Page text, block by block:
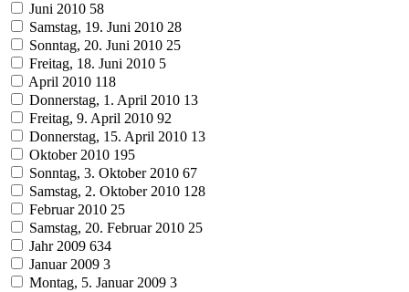
Juni 2010 58
Samstag, 19. Juni 2010 28
Sonntag, 20. Juni 2010 25
Freitag, 18. Juni 2010 5
April 2010 118
Donnerstag, 1. April 2010 13
Freitag, 9. April 2010 92
Donnerstag, 15. April 2010 13
Oktober 2010 195
Sonntag, 3. Oktober 2010 67
Samstag, 2. Oktober 2010 128
Februar 2010 25
Samstag, 20. Februar 2010 25
Jahr 2009 634
Januar 2009 3
Montag, 5. Januar 2009 3